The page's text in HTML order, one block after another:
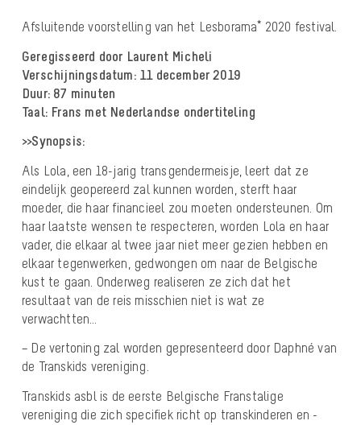
Afsluitende voorstelling van het Lesborama* 2020 festival.
Geregisseerd door Laurent Micheli
Verschijningsdatum: 11 december 2019
Duur: 87 minuten
Taal: Frans met Nederlandse ondertiteling
>>Synopsis:
Als Lola, een 18-jarig transgendermeisje, leert dat ze
eindelijk geopereerd zal kunnen worden, sterft haar
moeder, die haar financieel zou moeten ondersteunen. Om
haar laatste wensen te respecteren, worden Lola en haar
vader, die elkaar al twee jaar niet meer gezien hebben en
elkaar tegenwerken, gedwongen om naar de Belgische
kust te gaan. Onderweg realiseren ze zich dat het
resultaat van de reis misschien niet is wat ze
verwachtten…
– De vertoning zal worden gepresenteerd door Daphné van
de Transkids vereniging.
Transkids asbl is de eerste Belgische Franstalige
vereniging die zich specifiek richt op transkinderen en -